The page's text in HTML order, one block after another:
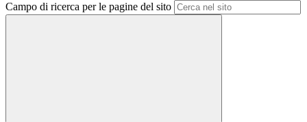
Campo di ricerca per le pagine del sito